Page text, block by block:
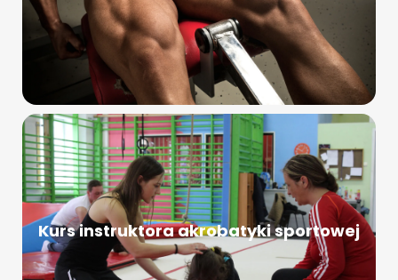
Kurs instruktora akrobatyki sportowej